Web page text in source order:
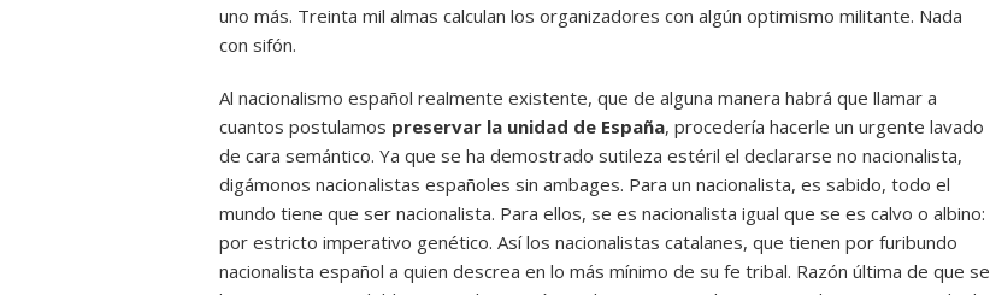
uno más. Treinta mil almas calculan los organizadores con algún optimismo militante. Nada
con sifón.
Al nacionalismo español realmente existente, que de alguna manera habrá que llamar a
cuantos postulamos preservar la unidad de España, procedería hacerle un urgente lavado
de cara semántico. Ya que se ha demostrado sutileza estéril el declararse no nacionalista,
digámonos nacionalistas españoles sin ambages. Para un nacionalista, es sabido, todo el
mundo tiene que ser nacionalista. Para ellos, se es nacionalista igual que se es calvo o albino:
por estricto imperativo genético. Así los nacionalistas catalanes, que tienen por furibundo
nacionalista español a quien descrea en lo más mínimo de su fe tribal. Razón última de que se